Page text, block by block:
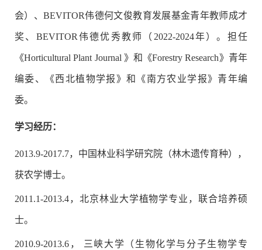
会）、BEVITOR伟德何文俊教育发展基金青年教师成才
奖、BEVITOR伟德优秀教师（2022-2024年）。担任
《Horticultural Plant Journal 》和《Forestry Research》青年
编委、《西北植物学报》和《南方农业学报》青年编
委。
学习经历：
2013.9-2017.7，中国林业科学研究院（林木遗传育种），
获农学博士。
2011.1-2013.4，北京林业大学植物学专业，联合培养硕
士。
2010.9-2013.6， 三峡大学（生物化学与分子生物学专